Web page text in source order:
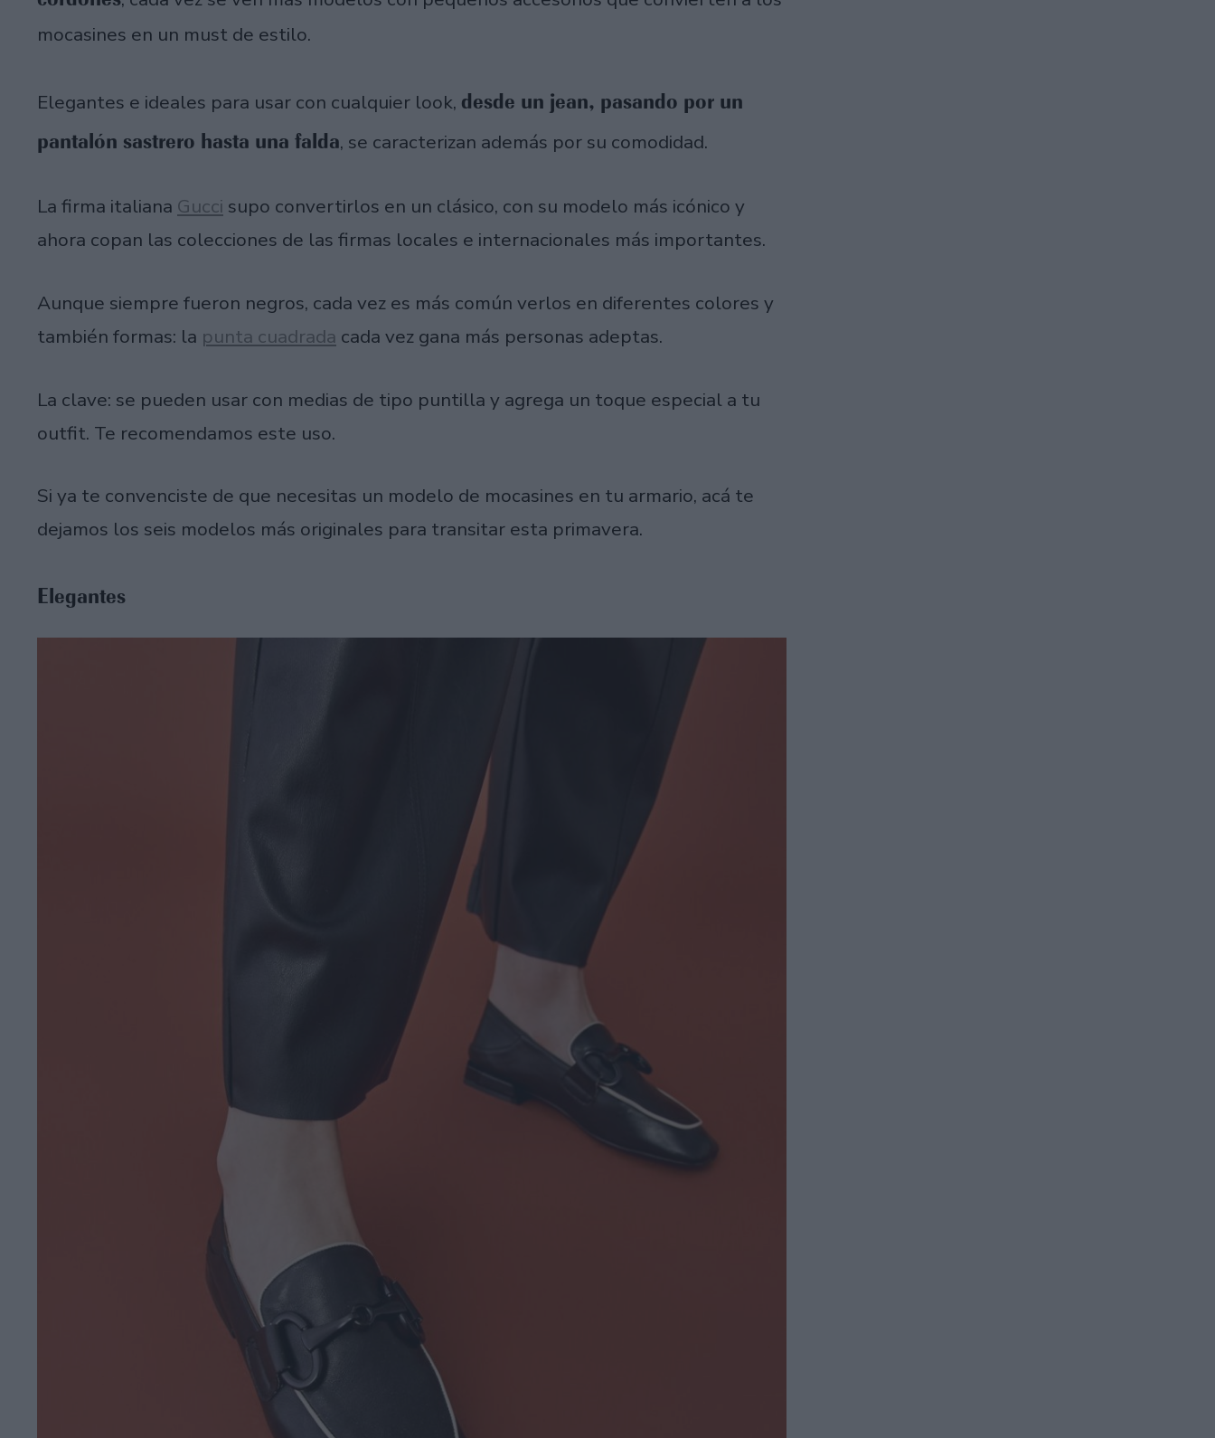
mocasines en un must de estilo.
Elegantes e ideales para usar con cualquier look, desde un jean, pasando por un
pantalón sastrero hasta una falda, se caracterizan además por su comodidad.
La firma italiana Gucci supo convertirlos en un clásico, con su modelo más icónico y
ahora copan las colecciones de las firmas locales e internacionales más importantes.
Aunque siempre fueron negros, cada vez es más común verlos en diferentes colores y
también formas: la punta cuadrada cada vez gana más personas adeptas.
La clave: se pueden usar con medias de tipo puntilla y agrega un toque especial a tu
outfit. Te recomendamos este uso.
Si ya te convenciste de que necesitas un modelo de mocasines en tu armario, acá te
dejamos los seis modelos más originales para transitar esta primavera.
Elegantes